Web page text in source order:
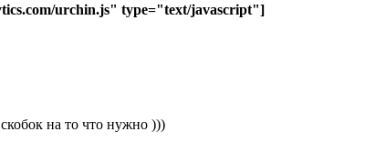
urchin.js" type="text/javascript"]
на то что нужно )))